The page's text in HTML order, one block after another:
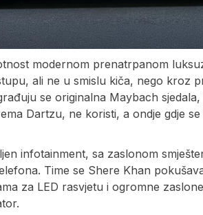
modernom prenatrpanom
ali ne u smislu kiča, nego kroz
se originalna Maybach
Dartzu, ne koristi, a ondje gdje
infotainment, sa zaslonom
Time se Shere Khan
za LED rasvjetu i ogromne